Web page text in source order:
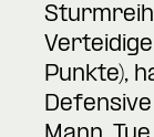
Punkte),